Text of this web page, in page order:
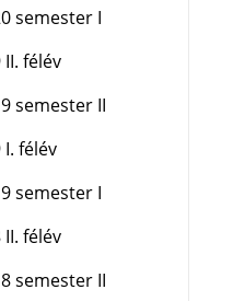
semester I
félév
semester II
félév
semester I
félév
semester II